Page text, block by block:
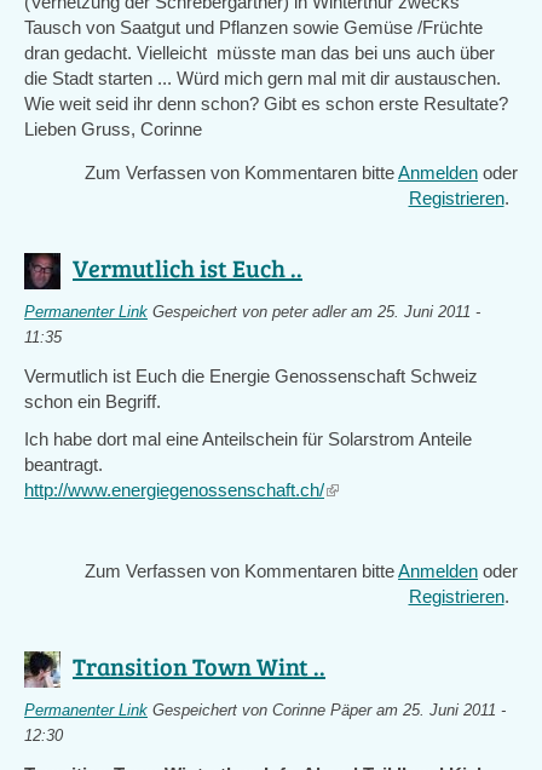
Tausch von Saatgut und Pflanzen sowie Gemüse /Früchte
dran gedacht. Vielleicht müsste man das bei uns auch über
die Stadt starten ... Würd mich gern mal mit dir austauschen.
Wie weit seid ihr denn schon? Gibt es schon erste Resultate?
Lieben Gruss, Corinne
Zum Verfassen von Kommentaren bitteAnmelden oder
Registrieren.
Vermutlich ist Euch ..
Permanenter Link Gespeichert von peter adleram 25. Juni 2011 -
11:35
Vermutlich ist Euch die Energie Genossenschaft Schweiz
schon ein Begriff.
Ich habe dort mal eine Anteilschein für Solarstrom Anteile
beantragt.
http://www.energiegenossenschaft.ch/(link
Zum Verfassen von Kommentaren bitteAnmelden oder
Registrieren.
Transition Town Wint ..
Permanenter Link Gespeichert von Corinne Päperam 25. Juni 2011 -
12:30